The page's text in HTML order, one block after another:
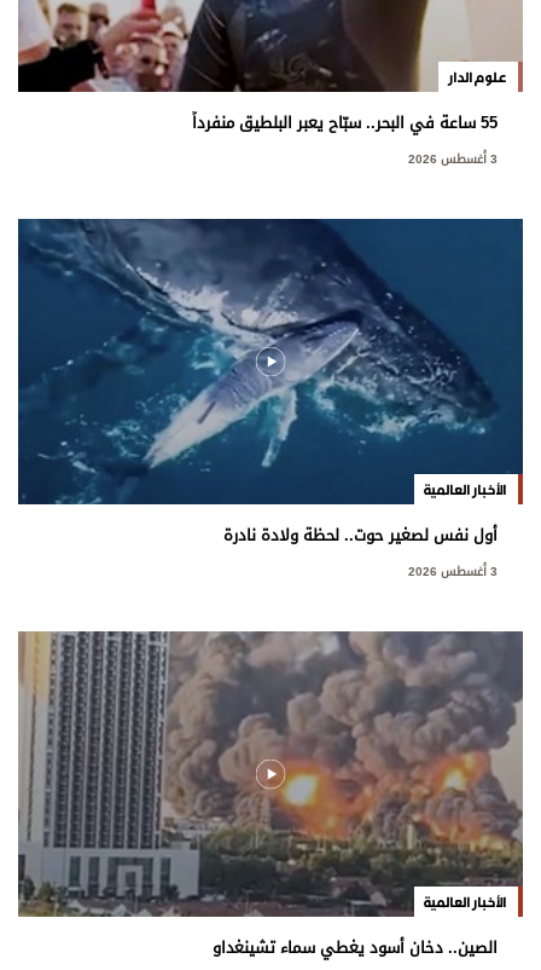
علوم الدار
55 ساعة في البحر.. سبّاح يعبر البلطيق منفرداً
3 أغسطس 2026
الأخبار العالمية
أول نفس لصغير حوت.. لحظة ولادة نادرة
3 أغسطس 2026
الأخبار العالمية
الصين.. دخان أسود يغطي سماء تشينغداو